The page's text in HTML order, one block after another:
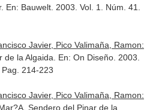
En: Bauwelt. 2003. Vol. 1. Núm. 41.
Javier, Pico Valimaña, Ramon:
de la Algaida. En: On Diseño. 2003.
214-223
Javier, Pico Valimaña, Ramon:
Sendero del Pinar de la